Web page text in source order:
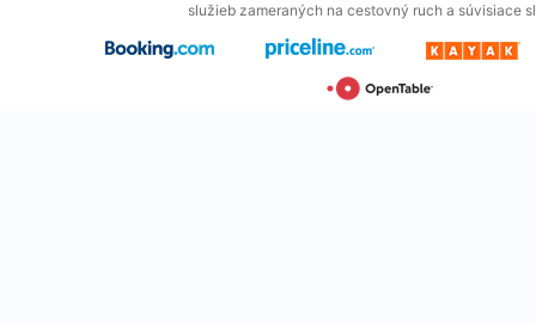
služieb zameraných na cestovný ruch a súvisiace